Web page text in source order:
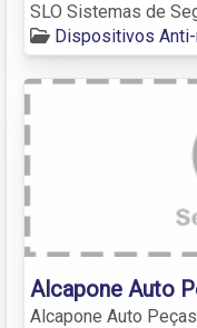
SLO Sistemas de
Dispositivos Anti-
Alcapone Auto
Alcapone Auto Peças